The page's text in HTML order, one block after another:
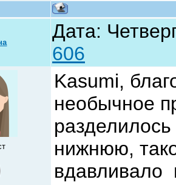
Дата:
606
Kasumi,
необычное
нижнюю,
вдавливало